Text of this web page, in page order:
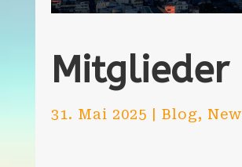
Mitglieder
31. Mai 2025 Blog,